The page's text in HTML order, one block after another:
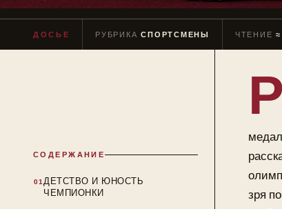
ДОСЬЕ РУБРИКАСПОРТСМЕНЫ ЧТЕНИЕ
СОДЕРЖАНИЕ
ДЕТСТВО И ЮНОСТЬ
ЧЕМПИОНКИ
Р
зря